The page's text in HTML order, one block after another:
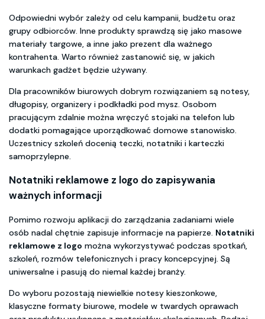
Odpowiedni wybór zależy od celu kampanii, budżetu oraz
grupy odbiorców. Inne produkty sprawdzą się jako masowe
materiały targowe, a inne jako prezent dla ważnego
kontrahenta. Warto również zastanowić się, w jakich
warunkach gadżet będzie używany.
Dla pracowników biurowych dobrym rozwiązaniem są notesy,
długopisy, organizery i podkładki pod mysz. Osobom
pracującym zdalnie można wręczyć stojaki na telefon lub
dodatki pomagające uporządkować domowe stanowisko.
Uczestnicy szkoleń docenią teczki, notatniki i karteczki
samoprzylepne.
Notatniki reklamowe z logo do zapisywania
ważnych informacji
Pomimo rozwoju aplikacji do zarządzania zadaniami wiele
osób nadal chętnie zapisuje informacje na papierze. Notatniki
reklamowe z logo można wykorzystywać podczas spotkań,
szkoleń, rozmów telefonicznych i pracy koncepcyjnej. Są
uniwersalne i pasują do niemal każdej branży.
Do wyboru pozostają niewielkie notesy kieszonkowe,
klasyczne formaty biurowe, modele w twardych oprawach